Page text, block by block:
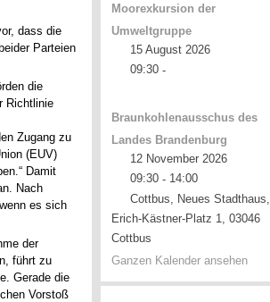
dass die
Parteien
die
Richtlinie
Zugang zu
(EUV)
Damit
Nach
es sich
der
führt zu
Gerade die
Vorstoß
Moorexkursion der
Umweltgruppe
15 August 2026
09:30 -
Braunkohlenausschus des
Landes Brandenburg
12 November 2026
09:30 - 14:00
Cottbus, Neues Stadthaus,
Erich-Kästner-Platz 1, 03046
Cottbus
Ganzen Kalender ansehen